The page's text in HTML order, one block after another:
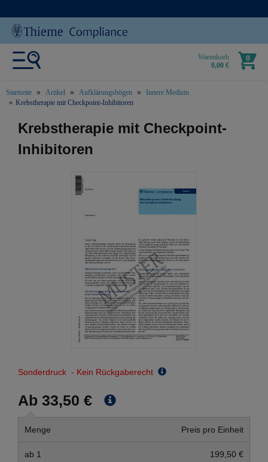
Warenkorb
0,00 €
0
Startseite Artikel Aufklärungsbögen
Innere Medizin
Krebstherapie mit Checkpoint-Inhibitoren
text.skipToContent
text.skipToNavigation
Krebstherapie mit Checkpoint-
Inhibitoren
Sonderdruck - Kein Rückgaberecht
Ab 33,50 €
Menge Preis pro Einheit
ab 1 199,50 €